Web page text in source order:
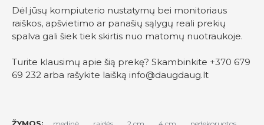
Dėl jūsų kompiuterio nustatymų bei monitoriaus
raiškos, apšvietimo ar panašių sąlygų reali prekių
spalva gali šiek tiek skirtis nuo matomų nuotraukoje.
Turite klausimų apie šią prekę? Skambinkite +370 679
69 232 arba rašykite laišką info@daugdaug.lt
medinė raidės 2 cm 4 cm
nedekoruotos